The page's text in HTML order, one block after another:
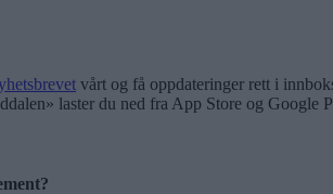
vårt og få oppdateringer rett i
laster du ned fra App Store og Google